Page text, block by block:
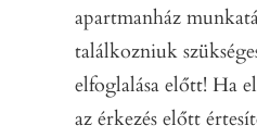
apartmanház
találkozniuk
elfoglalása előtt! Ha
az érkezés előtt